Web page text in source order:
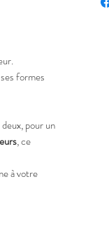
formes
pour un
, ce
à votre